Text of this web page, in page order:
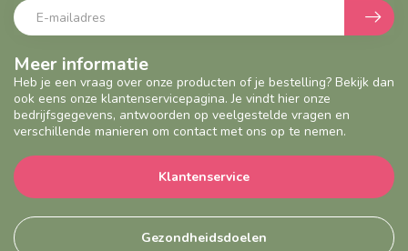
Meer informatie
Heb je een vraag over onze producten of je bestelling? Bekijk dan
ook eens onze klantenservicepagina. Je vindt hier onze
bedrijfsgegevens, antwoorden op veelgestelde vragen en
verschillende manieren om contact met ons op te nemen.
Klantenservice
Gezondheidsdoelen